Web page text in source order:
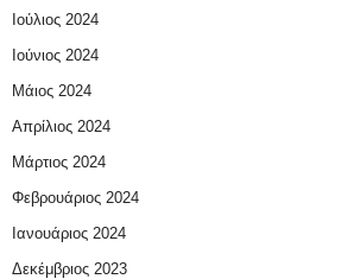
Ιούλιος 2024
Ιούνιος 2024
Μάιος 2024
Απρίλιος 2024
Μάρτιος 2024
Φεβρουάριος 2024
Ιανουάριος 2024
Δεκέμβριος 2023